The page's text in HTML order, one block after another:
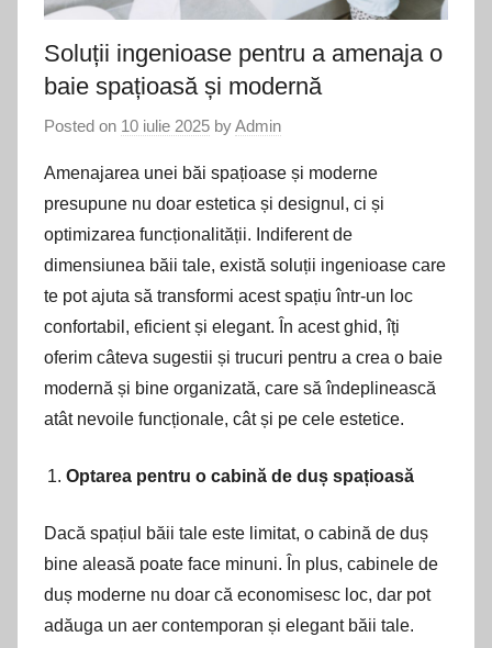
Soluții ingenioase pentru a amenaja o
baie spațioasă și modernă
Posted on 10 iulie 2025 byAdmin
Amenajarea unei băi spațioase și moderne
presupune nu doar estetica și designul, ci și
optimizarea funcționalității. Indiferent de
dimensiunea băii tale, există soluții ingenioase care
te pot ajuta să transformi acest spațiu într-un loc
confortabil, eficient și elegant. În acest ghid, îți
oferim câteva sugestii și trucuri pentru a crea o baie
modernă și bine organizată, care să îndeplinească
atât nevoile funcționale, cât și pe cele estetice.
Optarea pentru o cabină de duș spațioasă
Dacă spațiul băii tale este limitat, o cabină de duș
bine aleasă poate face minuni. În plus, cabinele de
duș moderne nu doar că economisesc loc, dar pot
adăuga un aer contemporan și elegant băii tale.